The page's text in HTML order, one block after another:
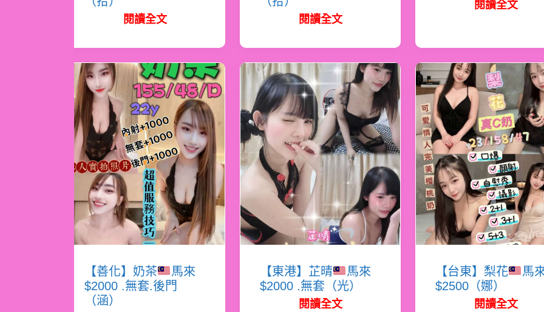
閱讀全文 閱讀全文
閱讀全文
【善化】奶茶
馬來
$2000 .無套.後門
（涵）
【東港】芷晴
馬來
$2000 .無套（光）
閱讀全文
【台東】梨花
馬
$2500（娜）
閱讀全文